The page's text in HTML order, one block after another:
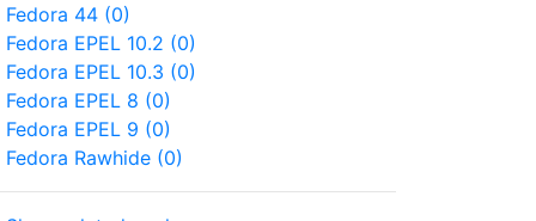
Fedora 44 (0)
Fedora EPEL 10.2 (0)
Fedora EPEL 10.3 (0)
Fedora EPEL 8 (0)
Fedora EPEL 9 (0)
Fedora Rawhide (0)